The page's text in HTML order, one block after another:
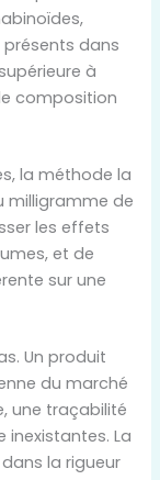
dans
à
composition
la méthode la
milligramme de
les effets
et de
sur une
Un produit
du marché
une traçabilité
La
la rigueur